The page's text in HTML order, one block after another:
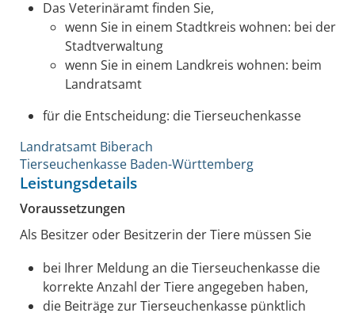
Das Veterinäramt finden Sie,
wenn Sie in einem Stadtkreis wohnen: bei der
Stadtverwaltung
wenn Sie in einem Landkreis wohnen: beim
Landratsamt
für die Entscheidung: die Tierseuchenkasse
Landratsamt Biberach
Tierseuchenkasse Baden-Württemberg
Leistungsdetails
Voraussetzungen
Als Besitzer oder Besitzerin der Tiere müssen Sie
bei Ihrer Meldung an die Tierseuchenkasse die
korrekte Anzahl der Tiere angegeben haben,
die Beiträge zur Tierseuchenkasse pünktlich